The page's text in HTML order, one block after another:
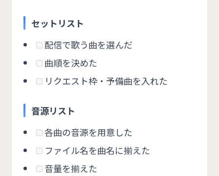
セットリスト
配信で歌う曲を選んだ
曲順を決めた
リクエスト枠・予備曲を入れた
音源リスト
各曲の音源を用意した
ファイル名を曲名に揃えた
音量を揃えた